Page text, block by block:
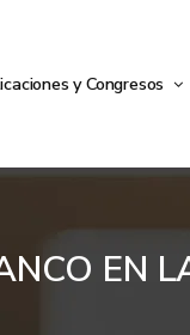
y Congresos
EN